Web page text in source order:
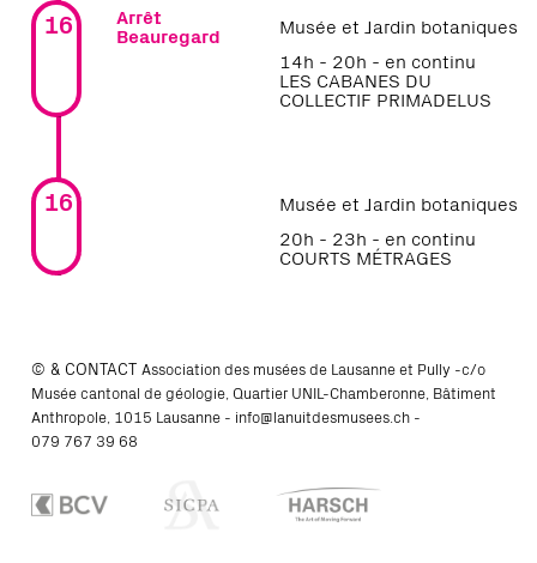
16 Arrêt
Beauregard
Musée et Jardin botaniques
14h - 20h - en continu
LES CABANES DU
COLLECTIF PRIMADELUS
16
Musée et Jardin botaniques
20h - 23h - en continu
COURTS MÉTRAGES
© & CONTACT Association des musées de Lausanne et Pully -c/o
Musée cantonal de géologie, Quartier UNIL-Chamberonne, Bâtiment
Anthropole, 1015 Lausanne - info@lanuitdesmusees.ch-
079 767 39 68